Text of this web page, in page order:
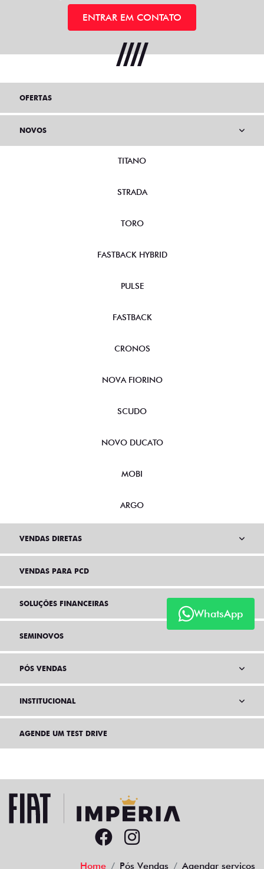
ENTRAR EM CONTATO
WhatsApp
OFERTAS
NOVOS
TITANO
STRADA
TORO
FASTBACK HYBRID
PULSE
FASTBACK
CRONOS
NOVA FIORINO
SCUDO
NOVO DUCATO
MOBI
ARGO
VENDAS DIRETAS
VENDAS PARA PCD
SOLUÇÕES FINANCEIRAS
SEMINOVOS
PÓS VENDAS
INSTITUCIONAL
AGENDE UM TEST DRIVE
Home Pós Vendas Agendar serviços